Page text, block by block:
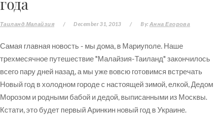
года
Таиланд Малайзия / December 31, 2013 / By:Анна Егорова
Самая главная новость - мы дома, в Мариуполе. Наше
трехмесячное путешествие "Малайзия-Таиланд" закончилось
всего пару дней назад, а мы уже вовсю готовимся встречать
Новый год в холодном городе с настоящей зимой, елкой, Дедом
Морозом и родными бабой и дедой, выписанными из Москвы.
Кстати, это будет первый Аринкин новый год в Украине.